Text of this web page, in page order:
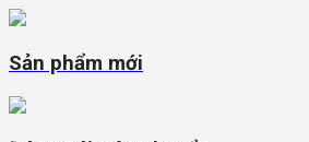
Sản phẩm mới